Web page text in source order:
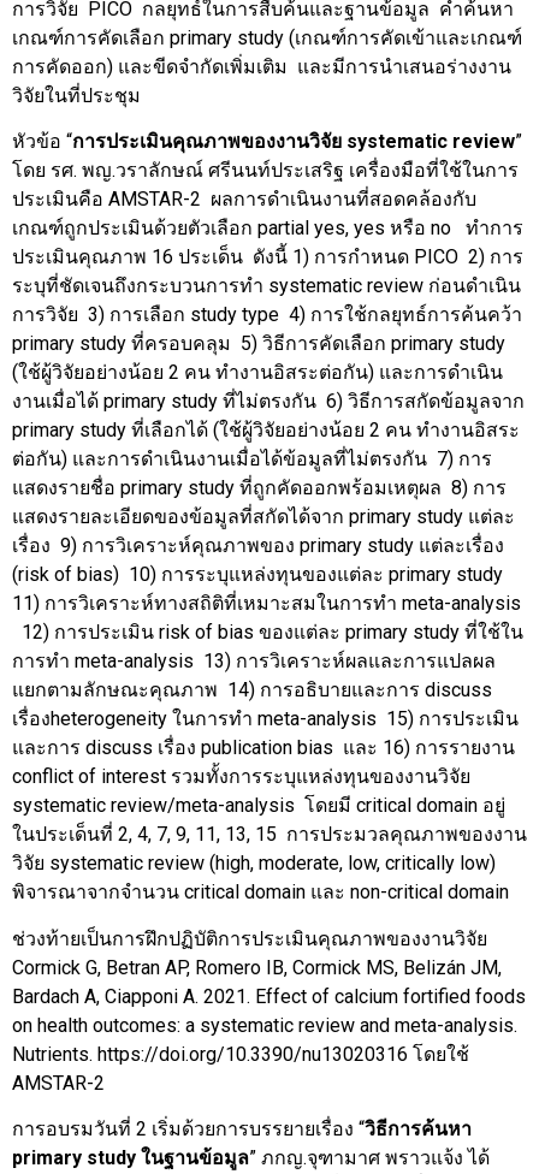
การวิจัย PICO กลยุทธ์ในการสืบค้นและฐานข้อมูล คำค้นหา
เกณฑ์การคัดเลือก primary study (เกณฑ์การคัดเข้าและเกณฑ์
การคัดออก) และขีดจำกัดเพิ่มเติม และมีการนำเสนอร่างงาน
วิจัยในที่ประชุม
หัวข้อ “การประเมินคุณภาพของงานวิจัย systematic review”
โดย รศ. พญ.วราลักษณ์ ศรีนนท์ประเสริฐ เครื่องมือที่ใช้ในการ
ประเมินคือ AMSTAR-2 ผลการดำเนินงานที่สอดคล้องกับ
เกณฑ์ถูกประเมินด้วยตัวเลือก partial yes, yes หรือ no ทำการ
ประเมินคุณภาพ 16 ประเด็น ดังนี้ 1) การกำหนด PICO 2) การ
ระบุที่ชัดเจนถึงกระบวนการทำ systematic review ก่อนดำเนิน
การวิจัย 3) การเลือก study type 4) การใช้กลยุทธ์การค้นคว้า
primary study ที่ครอบคลุม 5) วิธีการคัดเลือก primary study
(ใช้ผู้วิจัยอย่างน้อย 2 คน ทำงานอิสระต่อกัน) และการดำเนิน
งานเมื่อได้ primary study ที่ไม่ตรงกัน 6) วิธีการสกัดข้อมูลจาก
primary study ที่เลือกได้ (ใช้ผู้วิจัยอย่างน้อย 2 คน ทำงานอิสระ
ต่อกัน) และการดำเนินงานเมื่อได้ข้อมูลที่ไม่ตรงกัน 7) การ
แสดงรายชื่อ primary study ที่ถูกคัดออกพร้อมเหตุผล 8) การ
แสดงรายละเอียดของข้อมูลที่สกัดได้จาก primary study แต่ละ
เรื่อง 9) การวิเคราะห์คุณภาพของ primary study แต่ละเรื่อง
(risk of bias) 10) การระบุแหล่งทุนของแต่ละ primary study
11) การวิเคราะห์ทางสถิติที่เหมาะสมในการทำ meta-analysis
12) การประเมิน risk of bias ของแต่ละ primary study ที่ใช้ใน
การทำ meta-analysis 13) การวิเคราะห์ผลและการแปลผล
แยกตามลักษณะคุณภาพ 14) การอธิบายและการ discuss
เรื่องheterogeneity ในการทำ meta-analysis 15) การประเมิน
และการ discuss เรื่อง publication bias และ 16) การรายงาน
conflict of interest รวมทั้งการระบุแหล่งทุนของงานวิจัย
systematic review/meta-analysis โดยมี critical domain อยู่
ในประเด็นที่ 2, 4, 7, 9, 11, 13, 15 การประมวลคุณภาพของงาน
วิจัย systematic review (high, moderate, low, critically low)
พิจารณาจากจำนวน critical domain และ non-critical domain
ช่วงท้ายเป็นการฝึกปฏิบัติการประเมินคุณภาพของงานวิจัย
Cormick G, Betran AP, Romero IB, Cormick MS, Belizán JM,
Bardach A, Ciapponi A. 2021. Effect of calcium fortified foods
on health outcomes: a systematic review and meta-analysis.
Nutrients. https://doi.org/10.3390/nu13020316 โดยใช้
AMSTAR-2
การอบรมวันที่ 2 เริ่มด้วยการบรรยายเรื่อง “วิธีการค้นหา
primary study ในฐานข้อมูล” ภกญ.จุฑามาศ พราวแจ้ง ได้